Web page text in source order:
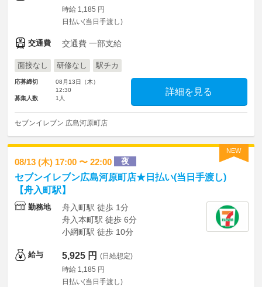
時給 1,185 円
日払い(当日手渡し)
交通費 交通費 一部支給
面接なし 研修なし 駅チカ
応募締切
08月13日（木）
12:30
募集人数
1人
詳細を見る
セブンイレブン 広島河原町店
NEW
08/13 (木) 17:00 〜 22:00 夜
セブンイレブン広島河原町店★日払い(当日手渡し)
【舟入町駅】
勤務地
舟入町駅 徒歩 1分
舟入本町駅 徒歩 6分
小網町駅 徒歩 10分
給与 5,925 円 (日給想定)
時給 1,185 円
日払い(当日手渡し)